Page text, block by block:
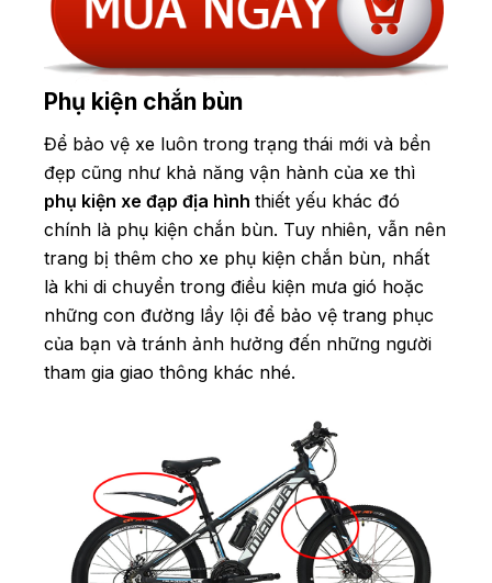
Phụ kiện chắn bùn
Để bảo vệ xe luôn trong trạng thái mới và bền
đẹp cũng như khả năng vận hành của xe thì
phụ kiện xe đạp địa hình thiết yếu khác đó
chính là phụ kiện chắn bùn. Tuy nhiên, vẫn nên
trang bị thêm cho xe phụ kiện chắn bùn, nhất
là khi di chuyển trong điều kiện mưa gió hoặc
những con đường lầy lội để bảo vệ trang phục
của bạn và tránh ảnh hưởng đến những người
tham gia giao thông khác nhé.